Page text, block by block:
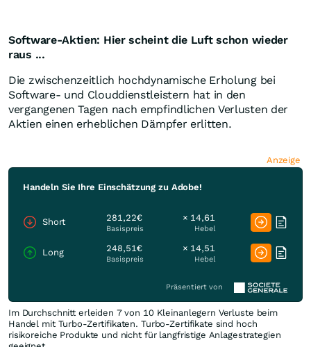
Software-Aktien: Hier scheint die Luft schon wieder
raus ...
Die zwischenzeitlich hochdynamische Erholung bei
Software- und Clouddienstleistern hat in den
vergangenen Tagen nach empfindlichen Verlusten der
Aktien einen erheblichen Dämpfer erlitten.
Anzeige
Handeln Sie Ihre Einschätzung zu Adobe!
Short 281,22€
Basispreis
× 14,61
Hebel
Long 248,51€
Basispreis
× 14,51
Hebel
Präsentiert von
Im Durchschnitt erleiden 7 von 10 Kleinanlegern Verluste beim
Handel mit Turbo-Zertifikaten. Turbo-Zertifikate sind hoch
risikoreiche Produkte und nicht für langfristige Anlagestrategien